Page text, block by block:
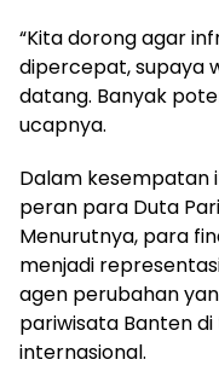
“Kita dorong agar
dipercepat, supaya
datang. Banyak
ucapnya.
Dalam kesempatan
peran para Duta
Menurutnya, para
menjadi
agen perubahan
pariwisata Banten
internasional.